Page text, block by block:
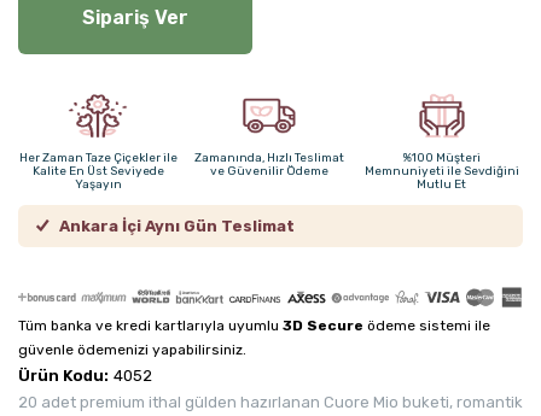
Sipariş Ver
Her Zaman Taze Çiçekler ile
Kalite En Üst Seviyede
Yaşayın
Zamanında, Hızlı Teslimat
ve Güvenilir Ödeme
%100 Müşteri
Memnuniyeti ile Sevdiğini
Mutlu Et
Ankara İçi Aynı Gün Teslimat
Tüm banka ve kredi kartlarıyla uyumlu 3D Secure ödeme sistemi ile
güvenle ödemenizi yapabilirsiniz.
Ürün Kodu: 4052
20 adet premium ithal gülden hazırlanan Cuore Mio buketi, romantik